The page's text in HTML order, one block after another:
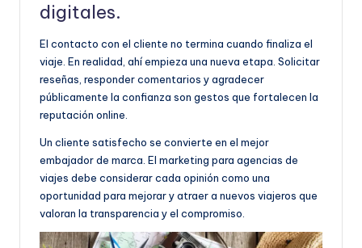
digitales.
El contacto con el cliente no termina cuando finaliza el
viaje. En realidad, ahí empieza una nueva etapa. Solicitar
reseñas, responder comentarios y agradecer
públicamente la confianza son gestos que fortalecen la
reputación online.
Un cliente satisfecho se convierte en el mejor
embajador de marca. El marketing para agencias de
viajes debe considerar cada opinión como una
oportunidad para mejorar y atraer a nuevos viajeros que
valoran la transparencia y el compromiso.